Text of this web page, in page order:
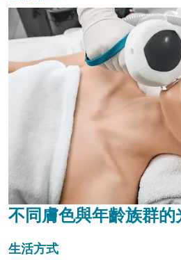
不同膚色與年齡族群
生活方式